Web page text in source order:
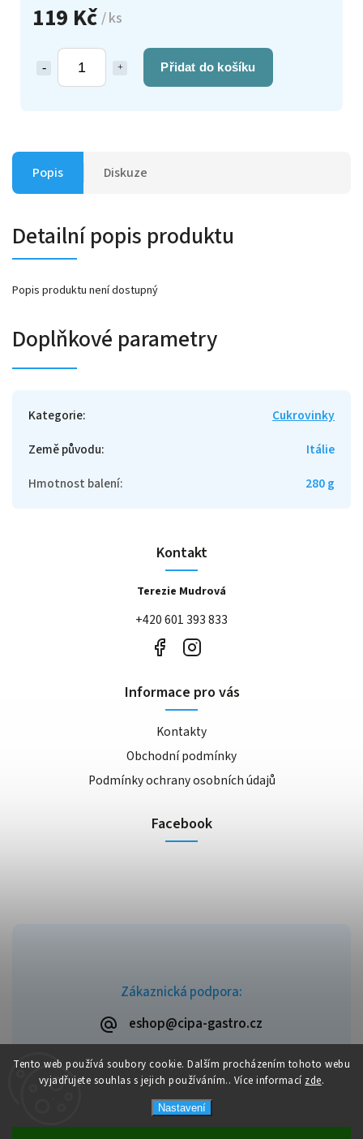
Tento web používá soubory cookie. Dalším procházením tohoto webu
vyjadřujete souhlas s jejich používáním.. Více informací zde.
Nastavení
119 Kč / ks
Přidat do košíku
Popis Diskuze
Detailní popis produktu
Popis produktu není dostupný
Doplňkové parametry
Kategorie:
Cukrovinky
Země původu:
Itálie
Hmotnost balení: 280 g
Zákaznická podpora:
eshop@cipa-gastro.cz
Kontakt
Terezie Mudrová
+420 601 393 833
Informace pro vás
Kontakty
Obchodní podmínky
Podmínky ochrany osobních údajů
Facebook
Cipa-Gastro.cz. Všechna práva vyhrazena.
Upravit nastavení cookies